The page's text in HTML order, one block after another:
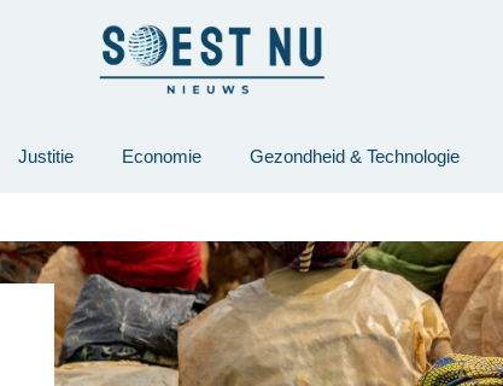
Justitie Economie Gezondheid & Technologie